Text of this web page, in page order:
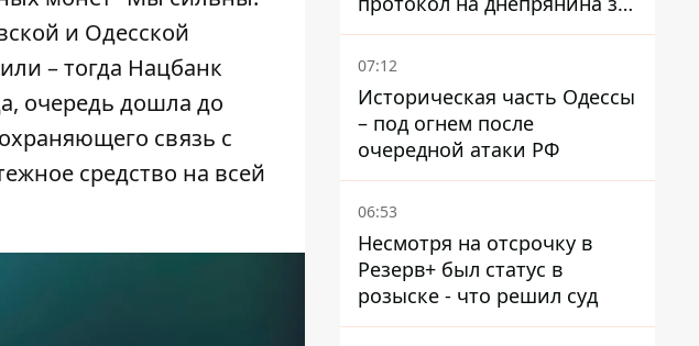
и Одесской
– тогда Нацбанк
очередь дошла до
связь с
средство на всей
вождение под наркотой -
Верховный Суд принял
07:12
Историческая часть Одессы
– под огнем после
очередной атаки РФ
06:53
Несмотря на отсрочку в
Резерв+ был статус в
розыске - что решил суд